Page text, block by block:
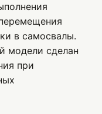
в самосвалы.
модели сделан
при